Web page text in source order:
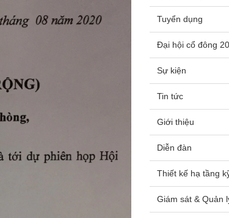
Tuyển dụng
Đại hội cổ đông
Sự kiện
Tin tức
Giới thiệu
Diễn đàn
Thiết kế hạ tầng
Giám sát & Quản